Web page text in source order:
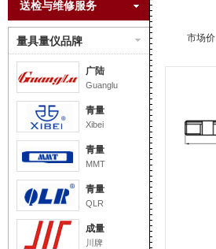
送检与维修服务
量具量仪品牌
广陆
Guanglu
青量
Xibei
青量
MMT
青量
QLR
成量
川牌
市场价